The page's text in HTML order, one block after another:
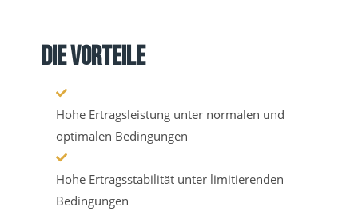
DIE VORTEILE
Hohe Ertragsleistung unter normalen und
optimalen Bedingungen
Hohe Ertragsstabilität unter limitierenden
Bedingungen